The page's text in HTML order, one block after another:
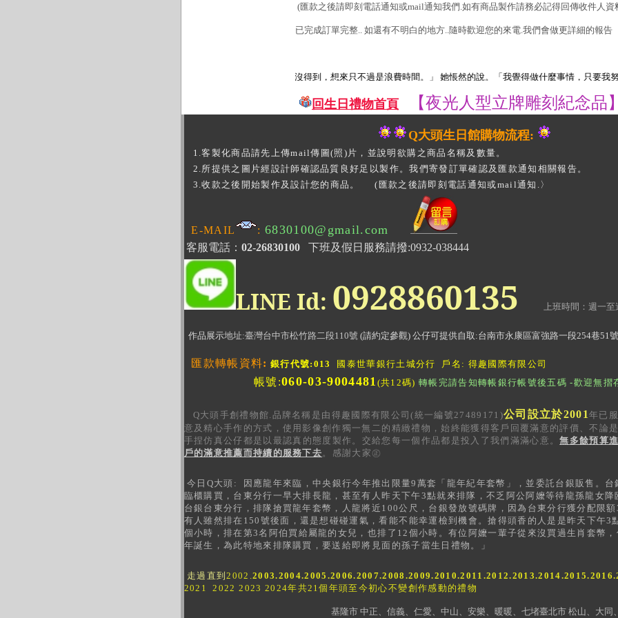
(匯款之後請即刻電話通知或mail通知我們.如有商品製作請務必記得回傳收件人資
已完成訂單完整.. 如還有不明白的地方..隨時歡迎您的來電.我們會做更詳細的報告
可多呢。 「走了那麼多年感情路，分手了，什麼也沒得到，想來只不過是浪費時間。」 她悵然的說。「我覺得做什麼事情，只要我努力
回生日禮物首頁 【夜光人型立牌雕刻紀念品
Q大頭生日館購物流程:
1.客製化商品請先上傳mail傳圖(照)片，並說明欲購之商品名稱及數量。
2.所提供之圖片經設計師確認品質良好足以製作。我們寄發訂單確認及匯款通知相關報告。
3 .收款之後開始製作及設計您的商品。 (匯款之後請即刻電話通知或mail通知.〉
E-MAIL : 6830100@gmail.com
客服電話： 02-26830100 下班及假日服務請撥:0932-038444
LINE Id: 0928860135 上班時間：週一至
作品展示地址:臺灣台中市松竹路二段110號(請約定參觀) 公仔可提供自取:台南市永康區富強路一段254巷51號
匯款轉帳資料: 銀行代號:013 國泰世華銀行土城分行 戶名: 得趣國際有限公司
帳號:060-03-9004481 (共12碼) 轉帳完請告知轉帳銀行帳號後五碼 -歡迎無摺
Q大頭手創禮物館.品牌名稱 是由得趣國際有限公司(統一編號27489171)公司設立於2001 年已
意及精心手作的方式，使用影像創作獨一無二的精緻禮物，始終能獲得客戶回覆滿意的評價、不論
手捏仿真公仔都是以最認真的態度製作。交給您每一個作品都是投入了我們滿滿心意。無多餘預算
戶的滿意推薦而持續的服務下去。感謝大家㊣
今日Q大頭:
因應龍年來臨，中央銀行今年推出限量9萬套「龍年紀年套幣」，並委託台銀販售。
臨櫃購買，台東分行一早大排長龍，甚至有人昨天下午3點就來排隊，不乏阿公阿嬤等待龍孫龍女
台銀台東分行，排隊搶買龍年套幣，人龍將近100公尺，台銀發放號碼牌，因為台東分行獲分配限
有人雖然排在150號後面，還是想碰碰運氣，看能不能幸運檢到機會。搶得頭香的人是是昨天下午3
個小時，排在第3名阿伯買給屬龍的女兒，也排了12個小時。有位阿嬤一輩子從來沒買過生肖套幣
年誕生，為此特地來排隊購買，要送給即將見面的孫子當生日禮物。
」
走過直到2002.2003.2004.2005.2006.2007.2008.2009.2010.2011.2012.2013.2014.2015.
2021 2022 2023 2024年共21個年頭至今初心不變創作感動的禮物
基隆市 中正、信義、仁愛、中山、安樂、暖暖、七堵臺北市 松山、大同、內